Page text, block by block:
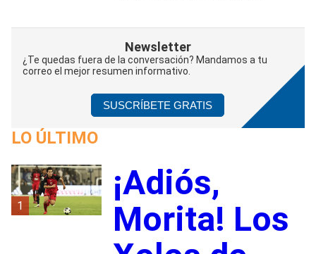
Newsletter
¿Te quedas fuera de la conversación? Mandamos a tu
correo el mejor resumen informativo.
SUSCRÍBETE GRATIS
LO ÚLTIMO
1
¡Adiós,
Morita! Los